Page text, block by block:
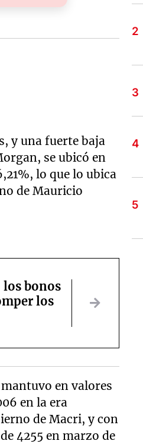
y una fuerte baja
se ubicó en
lo que lo ubica
de Mauricio
los bonos
los
en valores
en la era
de Macri, y con
4255 en marzo de